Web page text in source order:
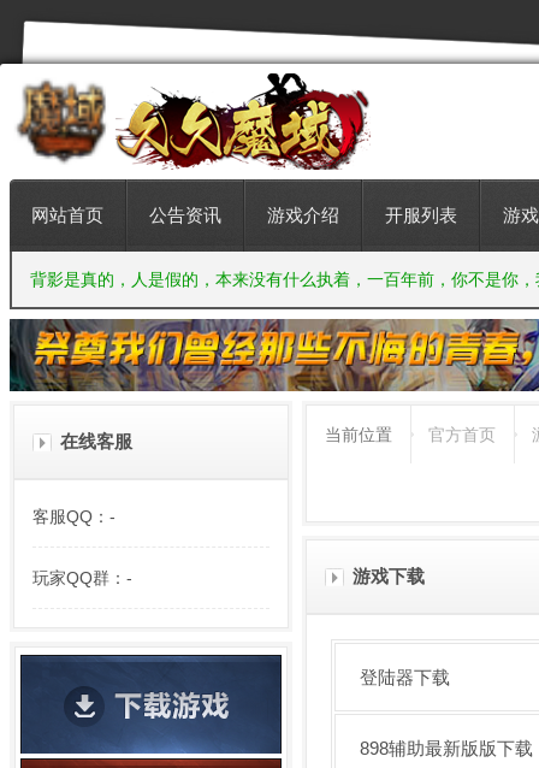
网站首页 公告资讯 游戏介绍 开服列表 游
背影是真的，人是假的，本来没有什么执着，一百年前，你不是你
在线客服
客服QQ：-
玩家QQ群：-
当前位置 官方首页
游戏下载
登陆器下载
898辅助最新版版下载